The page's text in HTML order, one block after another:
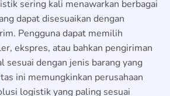
sering kali menawarkan berbagai
dapat disesuaikan dengan
Pengguna dapat memilih
ekspres, atau bahkan pengiriman
sesuai dengan jenis barang yang
ini memungkinkan perusahaan
logistik yang paling sesuai